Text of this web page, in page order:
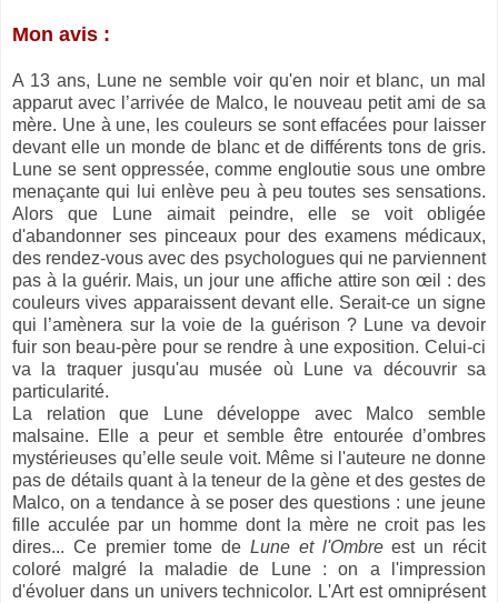
Mon avis :
A 13 ans, Lune ne semble voir qu'en noir et blanc, un mal
apparut avec l’arrivée de Malco, le nouveau petit ami de sa
mère. Une à une, les couleurs se sont effacées pour laisser
devant elle un monde de blanc et de différents tons de gris.
Lune se sent oppressée, comme engloutie sous une ombre
menaçante qui lui enlève peu à peu toutes ses sensations.
Alors que Lune aimait peindre, elle se voit obligée
d'abandonner ses pinceaux pour des examens médicaux,
des rendez-vous avec des psychologues qui ne parviennent
pas à la guérir. Mais, un jour une affiche attire son œil : des
couleurs vives apparaissent devant elle. Serait-ce un signe
qui l’amènera sur la voie de la guérison ? Lune va devoir
fuir son beau-père pour se rendre à une exposition. Celui-ci
va la traquer jusqu'au musée où Lune va découvrir sa
particularité.
La relation que Lune développe avec Malco semble
malsaine. Elle a peur et semble être entourée d’ombres
mystérieuses qu’elle seule voit. Même si l'auteure ne donne
pas de détails quant à la teneur de la gène et des gestes de
Malco, on a tendance à se poser des questions : une jeune
fille acculée par un homme dont la mère ne croit pas les
dires... Ce premier tome de Lune et l'Ombreest un récit
coloré malgré la maladie de Lune : on a l'impression
d'évoluer dans un univers technicolor. L'Art est omniprésent